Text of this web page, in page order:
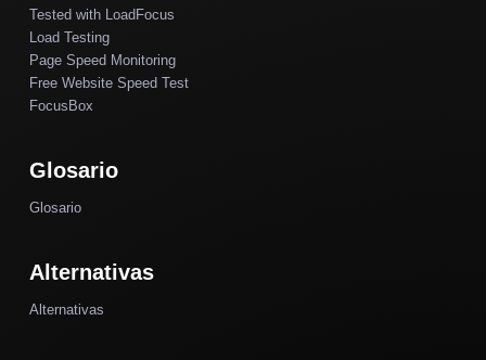
Tested with LoadFocus
Load Testing
Page Speed Monitoring
Free Website Speed Test
FocusBox
Glosario
Glosario
Alternativas
Alternativas